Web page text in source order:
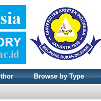
Browse by Type